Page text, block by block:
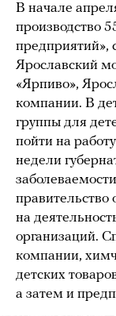
В начале
производство
предприятий»,
Ярославский
«Ярпиво»,
компании. В
группы для
пойти на
недели
правительство
на
организаций.
компании,
детских
а затем и